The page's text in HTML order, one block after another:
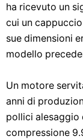
ha ricevuto un
cui un
sue dimensioni
modello
Un motore
anni di
pollici alesaggio
compressione